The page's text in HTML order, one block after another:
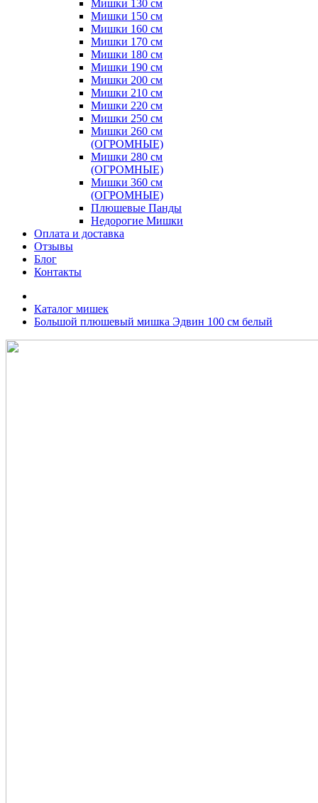
Мишки 130 см
Мишки 150 см
Мишки 160 см
Мишки 170 см
Мишки 180 см
Мишки 190 см
Мишки 200 см
Мишки 210 см
Мишки 220 см
Мишки 250 см
Мишки 260 см
(ОГРОМНЫЕ)
Мишки 280 см
(ОГРОМНЫЕ)
Мишки 360 см
(ОГРОМНЫЕ)
Плюшевые Панды
Недорогие Мишки
Оплата и доставка
Отзывы
Блог
Контакты
Каталог мишек
Большой плюшевый мишка Эдвин 100 см белый